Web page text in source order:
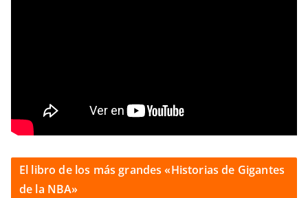
El libro de los más grandes «Historias de Gigantes
de la NBA»